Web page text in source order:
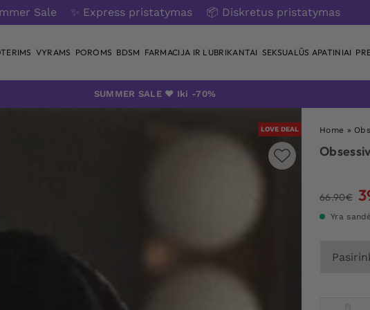
Sale ✨ Express pristatymas 📦 Diskretus pristatymas
VYRAMS POROMS BDSM FARMACIJA IR LUBRIKANTAI SEKSUALŪS APATINIAI
SUMMER SALE ❤️ Iki -70%
LOVE DEAL Home »
66.90€
Yra